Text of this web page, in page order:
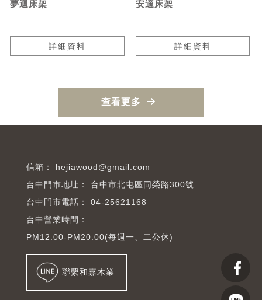
夢迴床架
詳細資料
安適床架
詳細資料
查看更多
hejiawood@gmail.com
台中市北屯區同榮路300號
04-25621168
台中營業時間：
PM12:00-PM20:00(每週一、二公休)
聯繫和嘉木業